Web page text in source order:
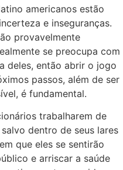
americanos estão
e inseguranças.
provavelmente
se preocupa com
deles, então abrir o jogo
passos, além de ser
é fundamental.
trabalharem de
dentro de seus lares
que eles se sentirão
e arriscar a saúde